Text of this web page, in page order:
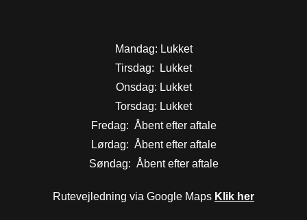
Mandag: Lukket
Tirsdag: Lukket
Onsdag: Lukket
Torsdag: Lukket
Fredag: Åbent efter aftale
Lørdag: Åbent efter aftale
Søndag: Åbent efter aftale
Rutevejledning via Google Maps Klik her